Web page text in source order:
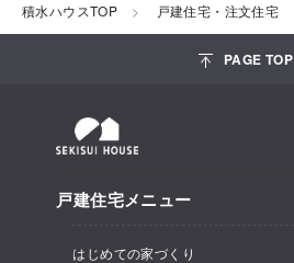
積水ハウスTOP 戸建住宅・注文住宅
PAGE TOP
戸建住宅メニュー
はじめての家づくり